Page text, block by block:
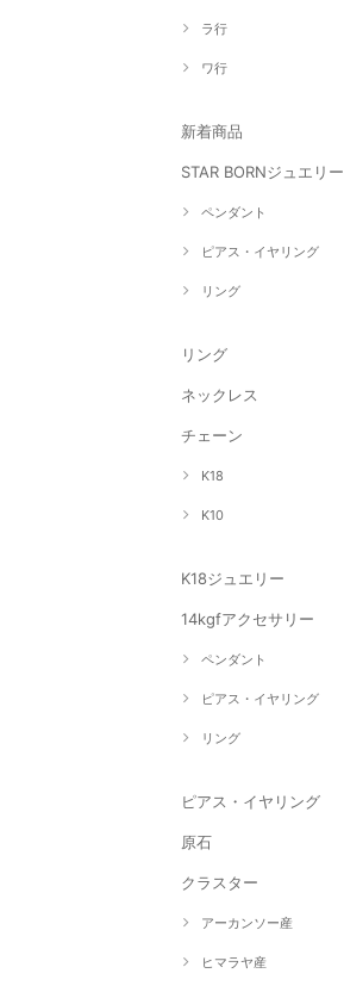
ラ行
ワ行
新着商品
STAR BORNジュエリー
ペンダント
ピアス・イヤリング
リング
リング
ネックレス
チェーン
K18
K10
K18ジュエリー
14kgfアクセサリー
ペンダント
ピアス・イヤリング
リング
ピアス・イヤリング
原石
クラスター
アーカンソー産
ヒマラヤ産